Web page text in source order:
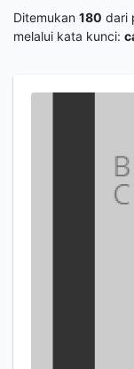
Ditemukan 180 dari
melalui kata kunci: